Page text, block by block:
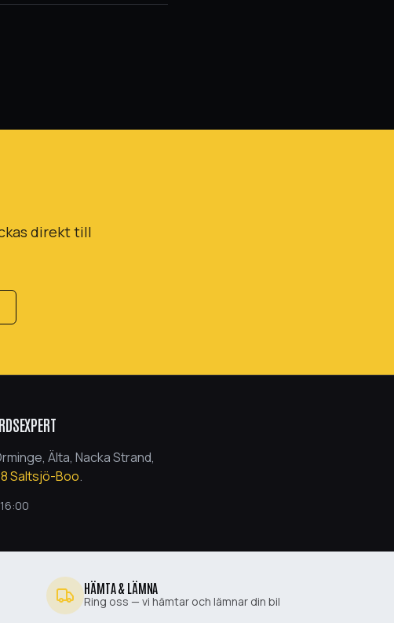
direkt till
Älta, Nacka Strand,
Saltsjö-Boo.
16:00
HÄMTA & LÄMNA
Ring oss — vi hämtar och lämnar din bil